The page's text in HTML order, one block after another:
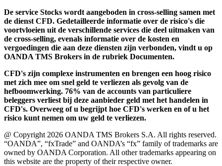
De service Stocks wordt aangeboden in cross-selling samen met
de dienst CFD. Gedetailleerde informatie over de risico's die
voortvloeien uit de verschillende services die deel uitmaken van
de cross-selling, evenals informatie over de kosten en
vergoedingen die aan deze diensten zijn verbonden, vindt u op
OANDA TMS Brokers in de rubriek Documenten.
CFD's zijn complexe instrumenten en brengen een hoog risico
met zich mee om snel geld te verliezen als gevolg van de
hefboomwerking. 76% van de accounts van particuliere
beleggers verliest bij deze aanbieder geld met het handelen in
CFD's. Overweeg of u begrijpt hoe CFD's werken en of u het
risico kunt nemen om uw geld te verliezen.
@ Copyright 2026 OANDA TMS Brokers S.A. All rights reserved.
“OANDA”, “fxTrade” and OANDA’s “fx” family of trademarks are
owned by OANDA Corporation. All other trademarks appearing on
this website are the property of their respective owner.